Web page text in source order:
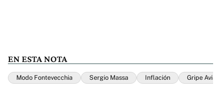
EN ESTA NOTA
Modo Fontevecchia Sergio Massa Inflación Gripe Aviar